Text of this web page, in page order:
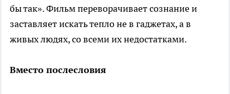
бы так». Фильм переворачивает сознание и
заставляет искать тепло не в гаджетах, а в
живых людях, со всеми их недостатками.
Вместо послесловия